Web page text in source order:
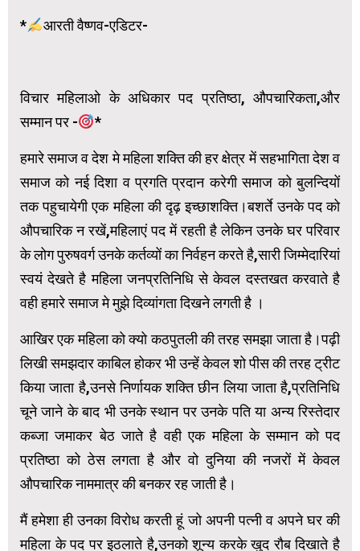
* आरती वैष्णव-एडिटर-
विचार महिलाओ के अधिकार पद प्रतिष्ठा, औपचारिकता,और
सम्मान पर -
*
हमारे समाज व देश मे महिला शक्ति की हर क्षेत्र में सहभागिता देश व
समाज को नई दिशा व प्रगति प्रदान करेगी समाज को बुलन्दियों
तक पहुचायेगी एक महिला की दृढ़ इच्छाशक्ति।बशर्ते उनके पद को
औपचारिक न रखें,महिलाएं पद में रहती है लेकिन उनके घर परिवार
के लोग पुरुषवर्ग उनके कर्तव्यों का निर्वहन करते है,सारी जिम्मेदारियां
स्वयं देखते है महिला जनप्रतिनिधि से केवल दस्तखत करवाते है
वही हमारे समाज मे मुझे दिव्यांगता दिखने लगती है ।
आखिर एक महिला को क्यो कठपुतली की तरह समझा जाता है।पढ़ी
लिखी समझदार काबिल होकर भी उन्हें केवल शो पीस की तरह ट्रीट
किया जाता है,उनसे निर्णायक शक्ति छीन लिया जाता है,प्रतिनिधि
चूने जाने के बाद भी उनके स्थान पर उनके पति या अन्य रिस्तेदार
कब्जा जमाकर बेठ जाते है वही एक महिला के सम्मान को पद
प्रतिष्ठा को ठेस लगता है और वो दुनिया की नजरों में केवल
औपचारिक नाममात्र की बनकर रह जाती है।
मैं हमेशा ही उनका विरोध करती हूं जो अपनी पत्नी व अपने घर की
महिला के पद पर इठलाते है,उनको शून्य करके खुद रौब दिखाते है